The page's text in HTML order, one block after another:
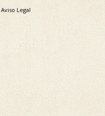
Aviso Legal